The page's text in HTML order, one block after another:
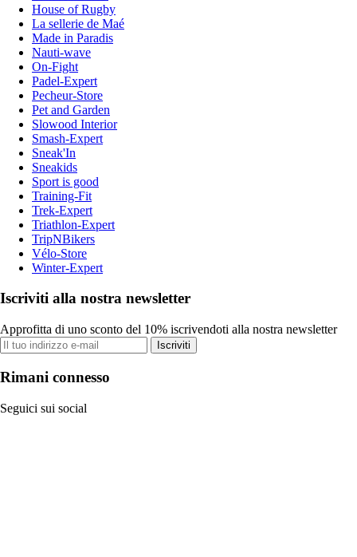
House of Rugby
La sellerie de Maé
Made in Paradis
Nauti-wave
On-Fight
Padel-Expert
Pecheur-Store
Pet and Garden
Slowood Interior
Smash-Expert
Sneak'In
Sneakids
Sport is good
Training-Fit
Trek-Expert
Triathlon-Expert
TripNBikers
Vélo-Store
Winter-Expert
Iscriviti alla nostra newsletter
Approfitta di uno sconto del 10% iscrivendoti alla nostra newsletter
Iscriviti
Rimani connesso
Seguici sui social